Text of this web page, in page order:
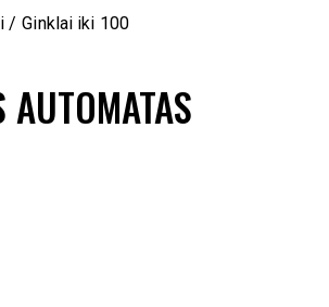
Ginklai iki 100